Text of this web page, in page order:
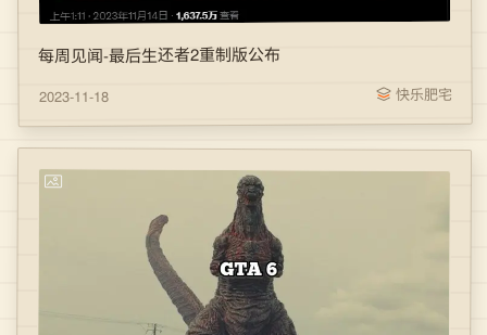
每周见闻-最后生还者2重制版公布
2023-11-18 快乐肥宅